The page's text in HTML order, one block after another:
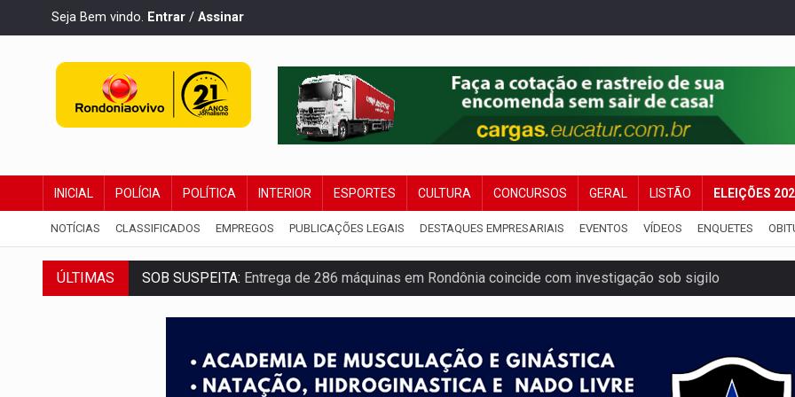
Seja Bem vindo. Entrar / Assinar
INICIAL POLÍCIA POLÍTICA INTERIOR ESPORTES CULTURA CONCURSOS GERAL LISTÃO ELEIÇÕES
NOTÍCIAS CLASSIFICADOS EMPREGOS PUBLICAÇÕES LEGAIS DESTAQUES EMPRESARIAIS EVENTOS VÍDEOS ENQUETES
ÚLTIMAS SOB SUSPEITA: Entrega de 286 máquinas em Rondônia coincide com investigação sob sigilo
ARTIGO:Reter até 50% no distrato imobiliário é legal, mas não pode ser automático
DO HOSPITAL AO CAMPO: Veja as mais de 200 ações de Marcos Rogério para Rondônia
EXPANSÃO:Grupo Nova Era amplia presença em PVH e transforma Aramix em Super Nova Era